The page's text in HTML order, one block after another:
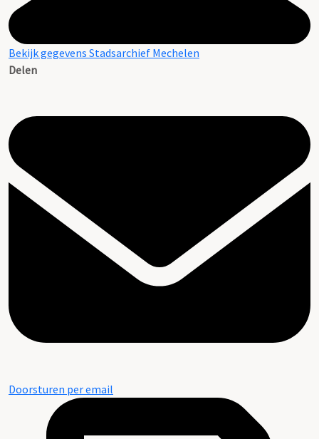
Bekijk gegevens Stadsarchief Mechelen
Delen
Doorsturen per email